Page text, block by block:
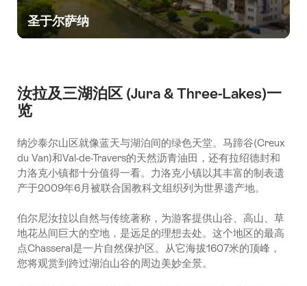
圣于尔萨纳
汝拉及三湖泊区 (Jura & Three-Lakes)一
览
纳沙泰尔山区就像蓝天与湖泊间的绿色天堂。马蹄谷(Creux
du Van)和Val-de-Travers的天然沥青油田，还有拉绍德封和
力洛克小镇都十分值得一看。力洛克小镇以其丰富的制表遗
产于2009年6月被联合国教科文组织列为世界遗产地。
伯尔尼汝拉以自然与传统著称，为游客提供山谷、高山、草
地花丛间巨大的空地，是远足的理想去处。这个地区的最高
点Chasseral是一片自然保护区。从它海拔1607米的顶峰，
您将观赏到跨过湖泊山谷的周边美妙全景。